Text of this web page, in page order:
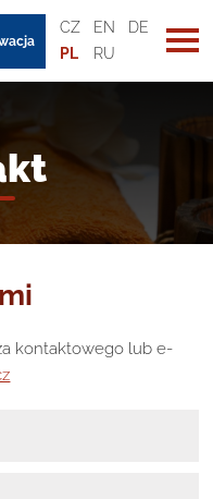
CZ EN
DE
PL
RU
kontaktowego lub e-